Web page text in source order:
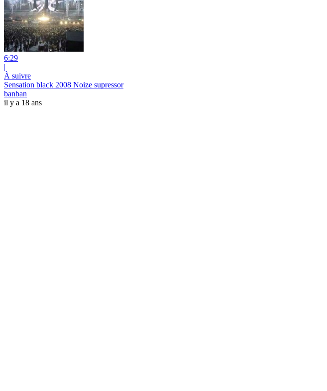
6:29
|
À suivre
Sensation black 2008 Noize supressor
banban
il y a 18 ans